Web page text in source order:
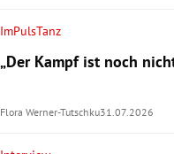
ImPulsTanz
„Der Kampf ist noch
Flora Werner-Tutschku31.07.2026